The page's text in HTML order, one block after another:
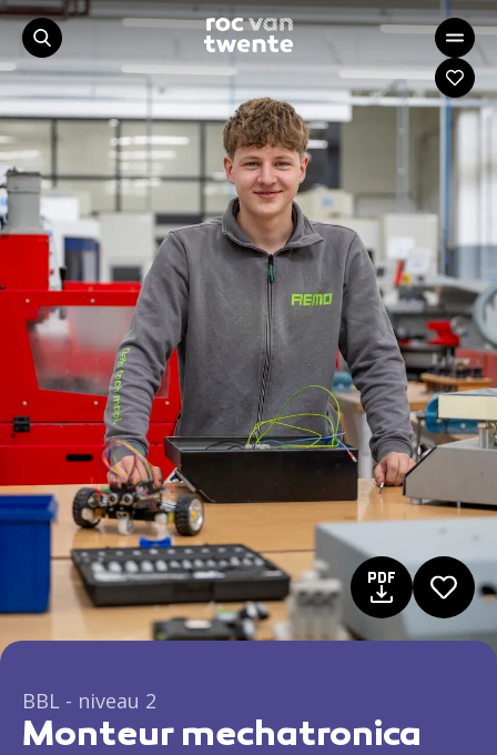
BBL - niveau 2
Monteur mechatronica